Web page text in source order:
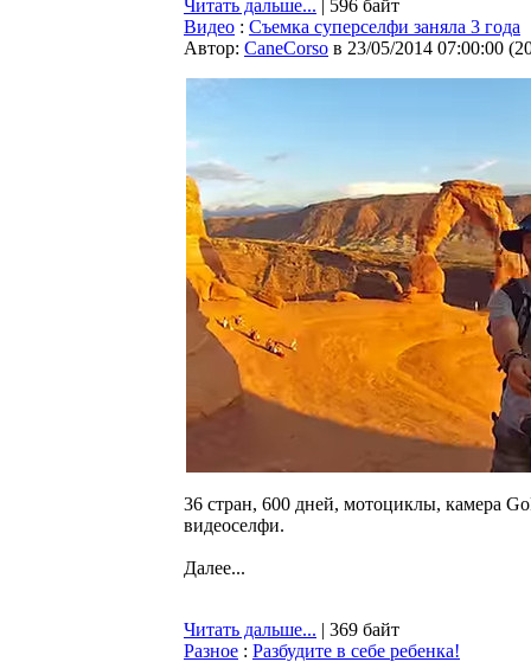
Читать дальше... | 596 байт
Видео : Съемка суперселфи заняла 3 года
Автор: CaneCorso в 23/05/2014 07:00:00 (
36 стран, 600 дней, мотоциклы, камера
видеоселфи.
Далее...
Читать дальше... | 369 байт
Разное : Разбудите в себе ребенка!